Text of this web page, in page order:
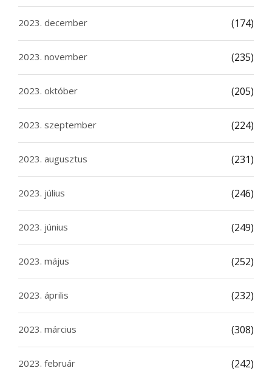
2023. december (174)
2023. november (235)
2023. október (205)
2023. szeptember (224)
2023. augusztus (231)
2023. július (246)
2023. június (249)
2023. május (252)
2023. április (232)
2023. március (308)
2023. február (242)